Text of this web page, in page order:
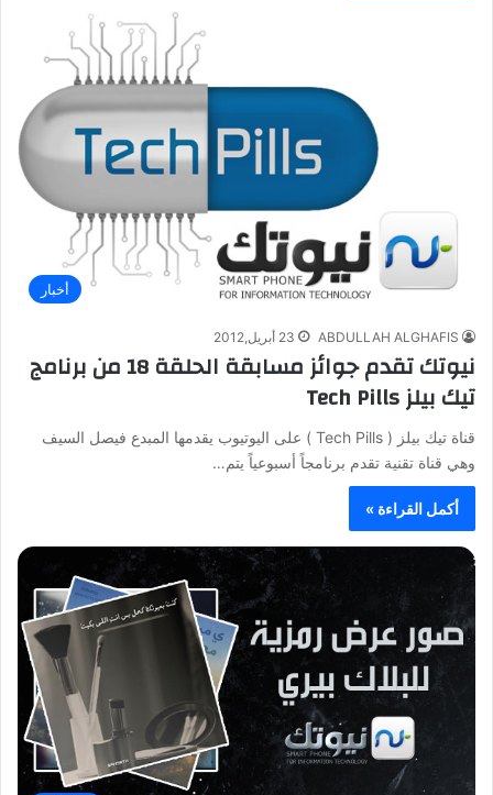
أخبار
ABDULLAH ALGHAFIS 23 أبريل,2012
نيوتك تقدم جوائز مسابقة الحلقة 18 من برنامج
تيك بيلز Tech Pills
قناة تيك بيلز ( Tech Pills ) على اليوتيوب يقدمها المبدع فيصل السيف
وهي قناة تقنية تقدم برنامجاً أسبوعياً يتم…
أكمل القراءة »